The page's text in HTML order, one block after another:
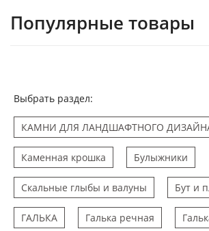
Популярные товары
Выбрать раздел:
КАМНИ ДЛЯ ЛАНДШАФТНОГО
Каменная крошка Булыжники
Скальные глыбы и валуны Бут и
ГАЛЬКА Галька речная